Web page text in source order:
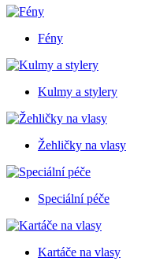
Fény
Kulmy a stylery
Žehličky na vlasy
Speciální péče
Kartáče na vlasy